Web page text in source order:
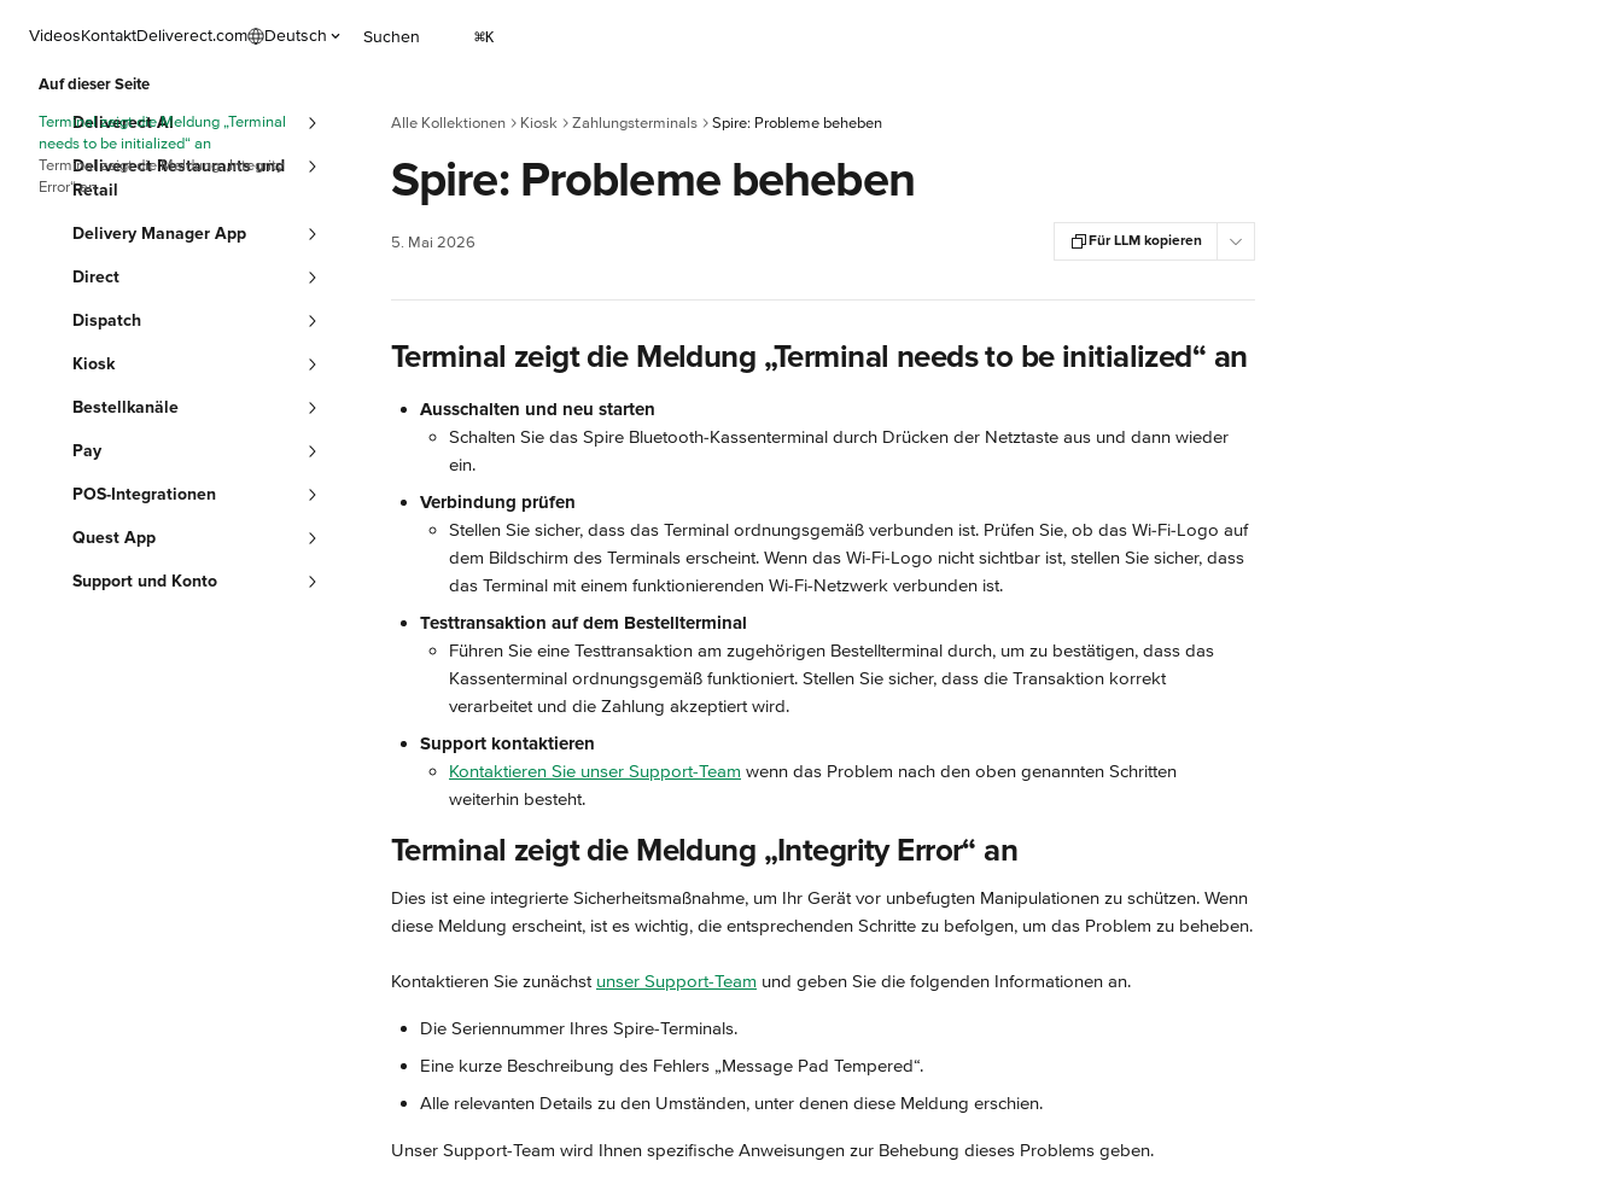
VideosKontaktDeliverect.com Deutsch Suchen ⌘K
Deliverect AI
Deliverect Restaurants und
Retail
Delivery Manager App
Direct
Dispatch
Kiosk
Bestellkanäle
Pay
POS-Integrationen
Quest App
Support und Konto
Alle Kollektionen Kiosk Zahlungsterminals Spire: Probleme beheben
Spire: Probleme beheben
5. Mai 2026 Für LLM kopieren
Terminal zeigt die Meldung „Terminal needs to be initialized“ an
Ausschalten und neu starten
Schalten Sie das Spire Bluetooth-Kassenterminal durch Drücken der Netztaste aus und dann wieder
ein.
Verbindung prüfen
Stellen Sie sicher, dass das Terminal ordnungsgemäß verbunden ist. Prüfen Sie, ob das Wi-Fi-Logo auf
dem Bildschirm des Terminals erscheint. Wenn das Wi-Fi-Logo nicht sichtbar ist, stellen Sie sicher, dass
das Terminal mit einem funktionierenden Wi-Fi-Netzwerk verbunden ist.
Testtransaktion auf dem Bestellterminal
Führen Sie eine Testtransaktion am zugehörigen Bestellterminal durch, um zu bestätigen, dass das
Kassenterminal ordnungsgemäß funktioniert. Stellen Sie sicher, dass die Transaktion korrekt
verarbeitet und die Zahlung akzeptiert wird.
Support kontaktieren
Kontaktieren Sie unser Support-Team wenn das Problem nach den oben genannten Schritten
weiterhin besteht.
Terminal zeigt die Meldung „Integrity Error“ an
Dies ist eine integrierte Sicherheitsmaßnahme, um Ihr Gerät vor unbefugten Manipulationen zu schützen. Wenn
diese Meldung erscheint, ist es wichtig, die entsprechenden Schritte zu befolgen, um das Problem zu beheben.
Kontaktieren Sie zunächst unser Support-Team und geben Sie die folgenden Informationen an.
Die Seriennummer Ihres Spire-Terminals.
Eine kurze Beschreibung des Fehlers „Message Pad Tempered“.
Alle relevanten Details zu den Umständen, unter denen diese Meldung erschien.
Unser Support-Team wird Ihnen spezifische Anweisungen zur Behebung dieses Problems geben.
Auf dieser Seite
Terminal zeigt die Meldung „Terminal
needs to be initialized“ an
Terminal zeigt die Meldung „Integrity
Error“ an